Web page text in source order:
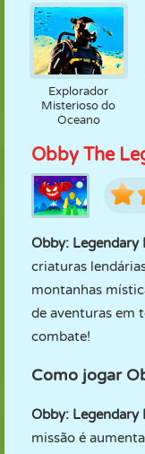
Explorador
Misterioso do
Oceano
Obby The
Obby: Legendary
criaturas
montanhas
de aventuras em
combate!
Como jogar
Obby: Legendary
missão é